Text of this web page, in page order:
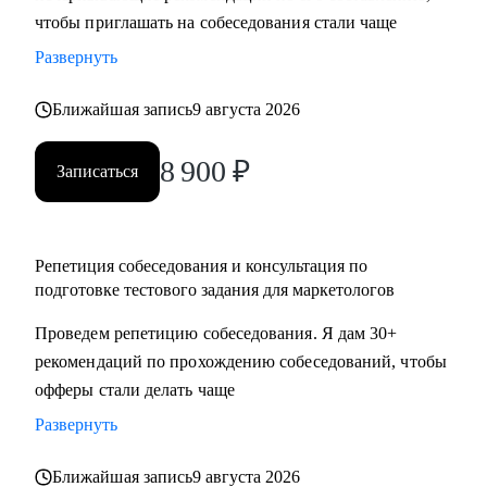
достижения намеченных целей
• Оценить навыки в маркетинге и дам рекомендации, что и
• Отвечу на любые вопросы, связанные с карьерой
маркетолога и поиском работы
Кому могу помочь:
• Начинающий в профессии
• Планируешь сменить роль или профиль
• Стремишься стать руководителем
• Хочешь быть полностью уверен в своём резюме и
коммуникациях
чтобы приглашать на собеседования стали чаще
Развернуть
Ближайшая запись9 августа 2026
Записаться 8 900 ₽
Репетиция собеседования и консультация по
подготовке тестового задания для маркетологов
Проведем репетицию собеседования. Я дам 30+
рекомендаций по прохождению собеседований, чтобы
офферы стали делать чаще
Развернуть
Ближайшая запись9 августа 2026